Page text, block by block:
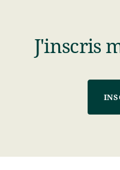
J'inscris